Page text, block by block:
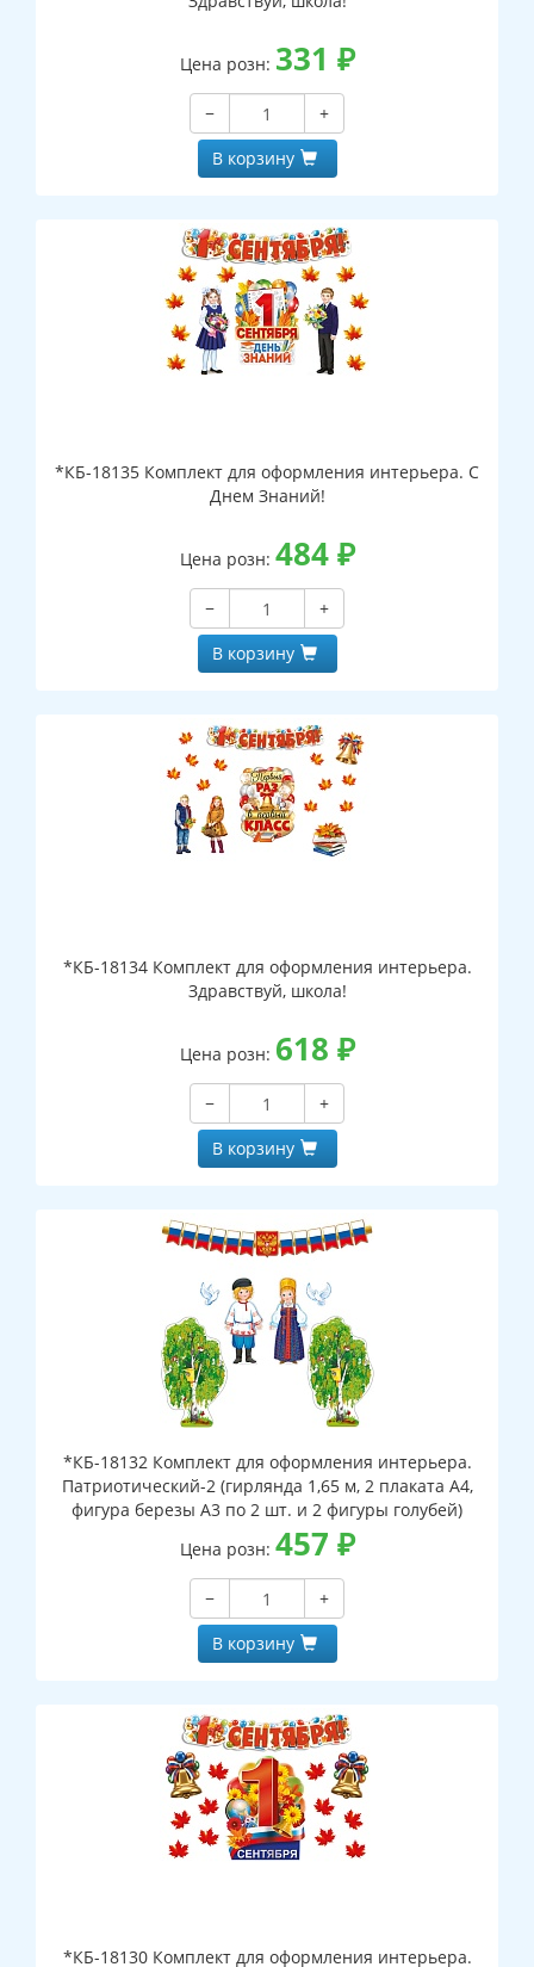
Цена розн: 331 ₽
−
+
В корзину
*КБ-18135 Комплект для оформления интерьера. С
Днем Знаний!
Цена розн: 484₽
−
+
В корзину
*КБ-18134 Комплект для оформления интерьера.
Здравствуй, школа!
Цена розн: 618 ₽
−
+
В корзину
*КБ-18132 Комплект для оформления интерьера.
Патриотический-2 (гирлянда 1,65 м, 2 плаката А4,
фигура березы А3 по 2 шт. и 2 фигуры голубей)
Цена розн: 457 ₽
−
+
В корзину
*КБ-18130 Комплект для оформления интерьера.